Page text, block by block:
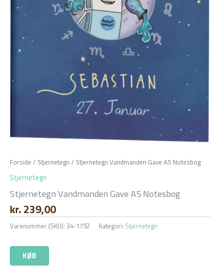
Forside / Stjernetegn / Stjernetegn Vandmanden Gave A5 Notesbog
Stjernetegn
Stjernetegn Vandmanden Gave A5 Notesbog
kr. 239,00
Varenummer (SKU): 34-1792 Kategori: Stjernetegn
KØB